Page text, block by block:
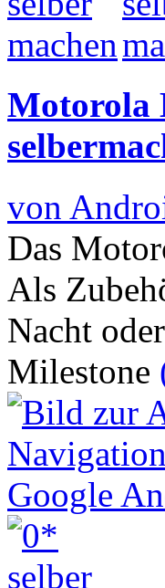
Motorola
von
Das
Als
Nacht
Milestone